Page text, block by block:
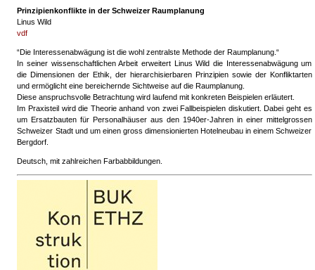
Prinzipienkonflikte in der Schweizer Raumplanung
Linus Wild
vdf
“Die Interessenabwägung ist die wohl zentralste Methode der Raumplanung.“
In seiner wissenschaftlichen Arbeit erweitert Linus Wild die Interessenabwägung um
die Dimensionen der Ethik, der hierarchisierbaren Prinzipien sowie der Konfliktarten
und ermöglicht eine bereichernde Sichtweise auf die Raumplanung.
Diese anspruchsvolle Betrachtung wird laufend mit konkreten Beispielen erläutert.
Im Praxisteil wird die Theorie anhand von zwei Fallbeispielen diskutiert. Dabei geht es
um Ersatzbauten für Personalhäuser aus den 1940er-Jahren in einer mittelgrossen
Schweizer Stadt und um einen gross dimensionierten Hotelneubau in einem Schweizer
Bergdorf.
Deutsch, mit zahlreichen Farbabbildungen.